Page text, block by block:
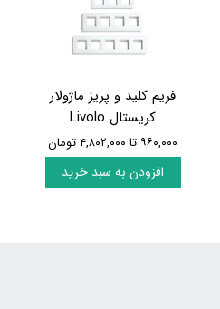
فریم کلید و پریز ماژولار
کریستال Livolo
۹۶۰,۰۰۰ تا ۴,۸۰۲,۰۰۰ تومان
افزودن به سبد خرید